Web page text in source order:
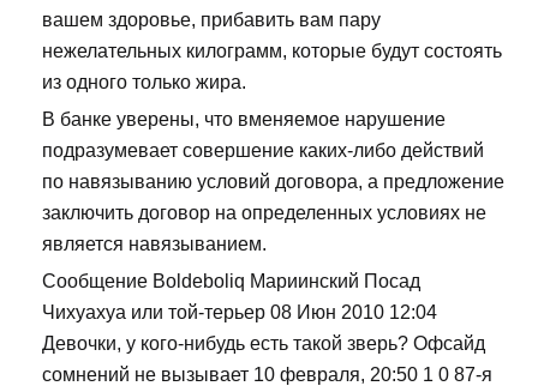
вашем здоровье, прибавить вам пару
нежелательных килограмм, которые будут состоять
из одного только жира.
В банке уверены, что вменяемое нарушение
подразумевает совершение каких-либо действий
по навязыванию условий договора, а предложение
заключить договор на определенных условиях не
является навязыванием.
Сообщение Boldeboliq Мариинский Посад
Чихуахуа или той-терьер 08 Июн 2010 12:04
Девочки, у кого-нибудь есть такой зверь? Офсайд
сомнений не вызывает 10 февраля, 20:50 1 0 87-я